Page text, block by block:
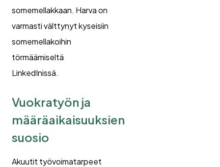
somemellakkaan. Harva on
varmasti välttynyt kyseisiin
somemellakoihin
törmäämiseltä
LinkedInissä.
Vuokratyön ja
määräaikaisuuksien
suosio
Akuutit työvoimatarpeet